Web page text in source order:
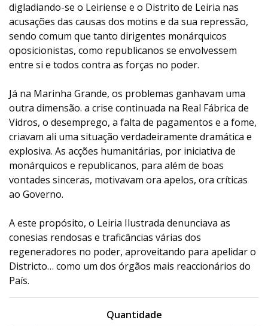
digladiando-se o Leiriense e o Distrito de Leiria nas
acusações das causas dos motins e da sua repressão,
sendo comum que tanto dirigentes monárquicos
oposicionistas, como republicanos se envolvessem
entre si e todos contra as forças no poder.
Já na Marinha Grande, os problemas ganhavam uma
outra dimensão. a crise continuada na Real Fábrica de
Vidros, o desemprego, a falta de pagamentos e a fome,
criavam ali uma situação verdadeiramente dramática e
explosiva. As acções humanitárias, por iniciativa de
monárquicos e republicanos, para além de boas
vontades sinceras, motivavam ora apelos, ora críticas
ao Governo.
A este propósito, o Leiria Ilustrada denunciava as
conesias rendosas e traficâncias várias dos
regeneradores no poder, aproveitando para apelidar o
Districto… como um dos órgãos mais reaccionários do
País.
Quantidade